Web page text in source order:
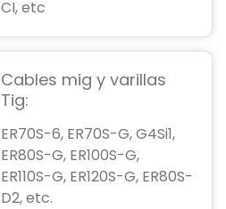
CI, etc
Cables mig y varillas
Tig:
ER70S-6, ER70S-G, G4Si1,
ER80S-G, ER100S-G,
ER110S-G, ER120S-G, ER80S-
D2, etc.